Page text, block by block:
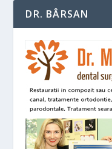
DR. BÂRSAN